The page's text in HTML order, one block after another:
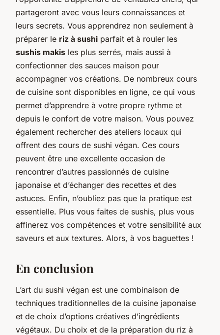
partageront avec vous leurs connaissances et
leurs secrets. Vous apprendrez non seulement à
préparer le riz à sushi parfait et à rouler les
sushis makis les plus serrés, mais aussi à
confectionner des sauces maison pour
accompagner vos créations. De nombreux cours
de cuisine sont disponibles en ligne, ce qui vous
permet d’apprendre à votre propre rythme et
depuis le confort de votre maison. Vous pouvez
également rechercher des ateliers locaux qui
offrent des cours de sushi végan. Ces cours
peuvent être une excellente occasion de
rencontrer d’autres passionnés de cuisine
japonaise et d’échanger des recettes et des
astuces. Enfin, n’oubliez pas que la pratique est
essentielle. Plus vous faites de sushis, plus vous
affinerez vos compétences et votre sensibilité aux
saveurs et aux textures. Alors, à vos baguettes !
En conclusion
L’art du sushi végan est une combinaison de
techniques traditionnelles de la cuisine japonaise
et de choix d’options créatives d’ingrédients
végétaux. Du choix et de la préparation du riz à